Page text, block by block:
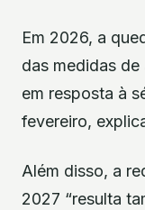
Em 2026, a
das medidas
em resposta à
fevereiro,
Além disso, a
2027 “resulta